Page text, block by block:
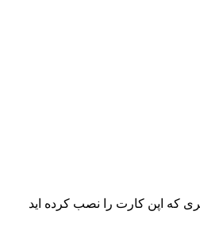
کنید.مراحل بسیار ساده است.1. آپلود فایل های ژورنال در مسیری که اپن کارت را نصب کرده اید